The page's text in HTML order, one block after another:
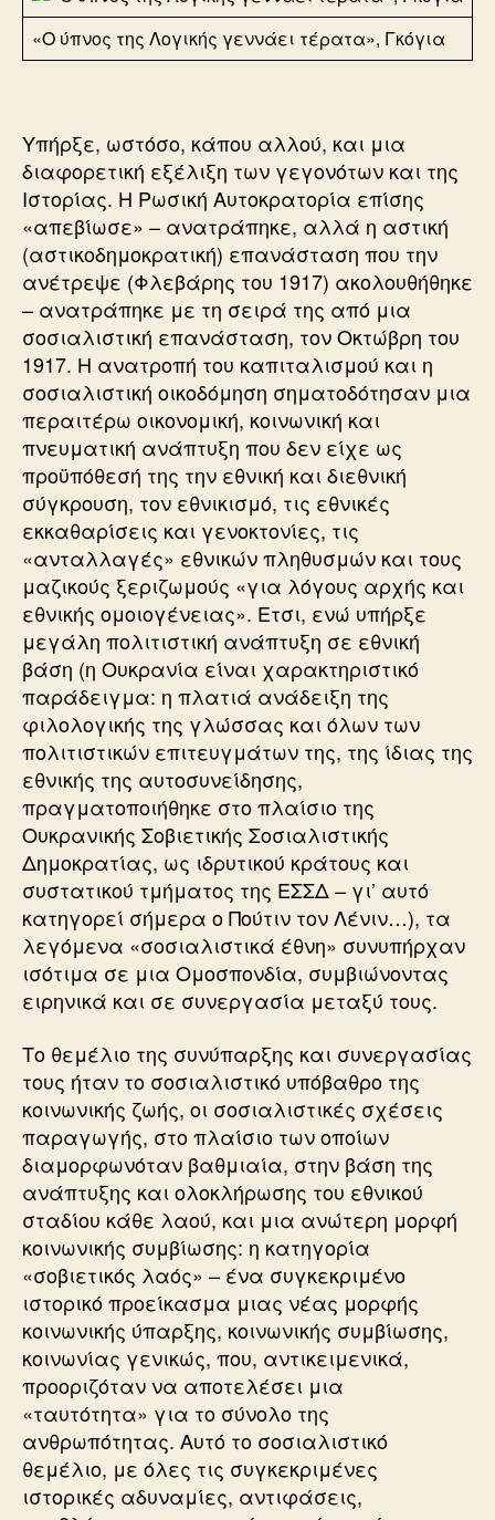
«Ο ύπνος της Λογικής γεννάει τέρατα», Γκόγια
Υπήρξε, ωστόσο, κάπου αλλού, και μια
διαφορετική εξέλιξη των γεγονότων και της
Ιστορίας. Η Ρωσική Αυτοκρατορία επίσης
«απεβίωσε» – ανατράπηκε, αλλά η αστική
(αστικοδημοκρατική) επανάσταση που την
ανέτρεψε (Φλεβάρης του 1917) ακολουθήθηκε
– ανατράπηκε με τη σειρά της από μια
σοσιαλιστική επανάσταση, τον Οκτώβρη του
1917. Η ανατροπή του καπιταλισμού και η
σοσιαλιστική οικοδόμηση σηματοδότησαν μια
περαιτέρω οικονομική, κοινωνική και
πνευματική ανάπτυξη που δεν είχε ως
προϋπόθεσή της την εθνική και διεθνική
σύγκρουση, τον εθνικισμό, τις εθνικές
εκκαθαρίσεις και γενοκτονίες, τις
«ανταλλαγές» εθνικών πληθυσμών και τους
μαζικούς ξεριζωμούς «για λόγους αρχής και
εθνικής ομοιογένειας». Ετσι, ενώ υπήρξε
μεγάλη πολιτιστική ανάπτυξη σε εθνική
βάση (η Ουκρανία είναι χαρακτηριστικό
παράδειγμα: η πλατιά ανάδειξη της
φιλολογικής της γλώσσας και όλων των
πολιτιστικών επιτευγμάτων της, της ίδιας της
εθνικής της αυτοσυνείδησης,
πραγματοποιήθηκε στο πλαίσιο της
Ουκρανικής Σοβιετικής Σοσιαλιστικής
Δημοκρατίας, ως ιδρυτικού κράτους και
συστατικού τμήματος της ΕΣΣΔ – γι’ αυτό
κατηγορεί σήμερα ο Πούτιν τον Λένιν…), τα
λεγόμενα «σοσιαλιστικά έθνη» συνυπήρχαν
ισότιμα σε μια Ομοσπονδία, συμβιώνοντας
ειρηνικά και σε συνεργασία μεταξύ τους.
Το θεμέλιο της συνύπαρξης και συνεργασίας
τους ήταν το σοσιαλιστικό υπόβαθρο της
κοινωνικής ζωής, οι σοσιαλιστικές σχέσεις
παραγωγής, στο πλαίσιο των οποίων
διαμορφωνόταν βαθμιαία, στην βάση της
ανάπτυξης και ολοκλήρωσης του εθνικού
σταδίου κάθε λαού, και μια ανώτερη μορφή
κοινωνικής συμβίωσης: η κατηγορία
«σοβιετικός λαός» – ένα συγκεκριμένο
ιστορικό προείκασμα μιας νέας μορφής
κοινωνικής ύπαρξης, κοινωνικής συμβίωσης,
κοινωνίας γενικώς, που, αντικειμενικά,
προοριζόταν να αποτελέσει μια
«ταυτότητα» για το σύνολο της
ανθρωπότητας. Αυτό το σοσιαλιστικό
θεμέλιο, με όλες τις συγκεκριμένες
ιστορικές αδυναμίες, αντιφάσεις,